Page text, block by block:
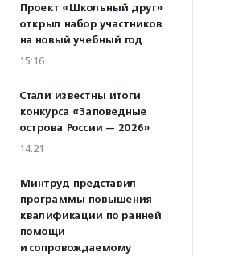
Проект «Школьный друг»
открыл набор участников
на новый учебный год
15:16
Стали известны итоги
конкурса «Заповедные
острова России — 2026»
14:21
Минтруд представил
программы повышения
квалификации по ранней
помощи
и сопровождаемому